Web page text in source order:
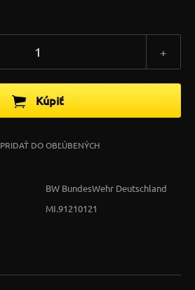
+
Kúpiť
PRIDAŤ DO OBĽÚBENÝCH
BW BundesWehr Deutschland
MI.91210121